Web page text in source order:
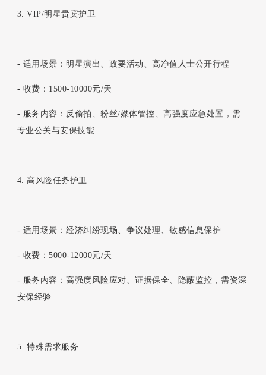
3. VIP/明星贵宾护卫
- 适用场景：明星演出、政要活动、高净值人士公开行程
- 收费：1500-10000元/天
- 服务内容：反偷拍、粉丝/媒体管控、高强度应急处置，需
专业公关与安保技能
4. 高风险任务护卫
- 适用场景：经济纠纷现场、争议处理、敏感信息保护
- 收费：5000-12000元/天
- 服务内容：高强度风险应对、证据保全、隐蔽监控，需资深
安保经验
5. 特殊需求服务